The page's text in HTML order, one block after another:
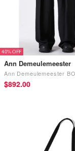
40%
Ann Demeulemeester
$‌892.00